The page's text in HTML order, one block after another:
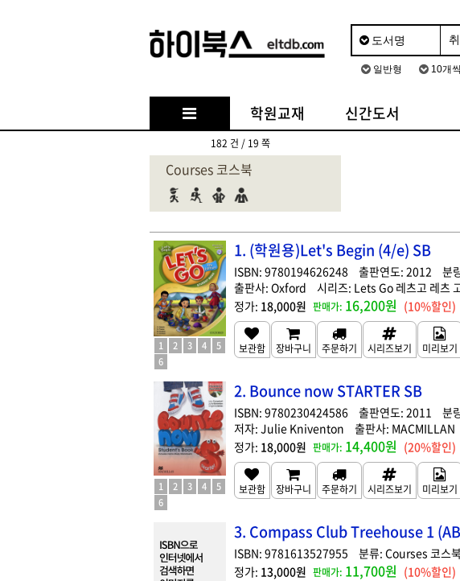
학원교재 신간도서
182 건 / 19 쪽
Courses 코스북
1. (학원용)Let's Begin (4/e) SB
1 2 3 4
5
6
9780194626248 2012
Oxford
Lets Go 레츠고 레츠
18,000원
16,200원 (10%할인)
2. Bounce now STARTER SB
1 2 3 4
5
6
9780230424586 2011
Julie Kniventon
MACMILLAN
18,000원
14,400원 (20%할인)
3. Compass Club Treehouse 1
9781613527955 Courses 코스북
13,000원
11,700원 (10%할인)